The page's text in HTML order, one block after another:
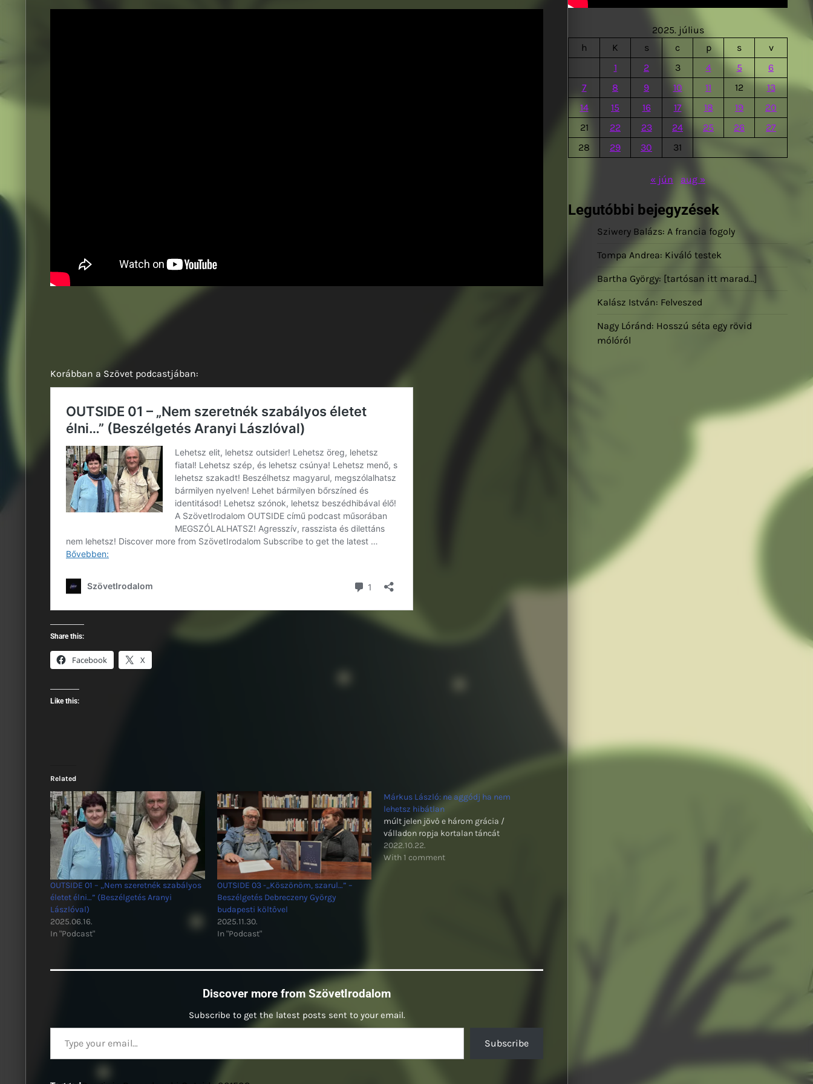
Korábban a Szövet podcastjában:
Share this:
Facebook X
Like this:
Related
OUTSIDE 01 – „Nem szeretnék szabályos
életet élni…” (Beszélgetés Aranyi
Lászlóval)
2025.06.16.
In "Podcast"
OUTSIDE 03 -„Köszönöm, szarul…” –
Beszélgetés Debreczeny György
budapesti költővel
2025.11.30.
In "Podcast"
Márkus László: ne aggódj ha nem
lehetsz hibátlan
múlt jelen jövő e három grácia /
válladon ropja kortalan táncát
2022.10.22.
With 1 comment
Discover more from SzövetIrodalom
Subscribe to get the latest posts sent to your email.
Type your email…
Subscribe
2025. július
h
K s c p s
v
1
2 3 4 5
6
7
8 9 10 11 12
13
14
15 16 17 18 19
20
21
22 23 24 25 26
27
28
29 30 31
« jún aug »
Legutóbbi bejegyzések
Sziwery Balázs: A francia fogoly
Tompa Andrea: Kiváló testek
Bartha György: [tartósan itt marad…]
Kalász István: Felveszed
Nagy Lóránd: Hosszú séta egy rövid
mólóról